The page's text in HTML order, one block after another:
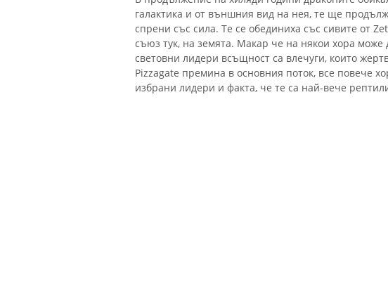
галактика и от външния вид на нея, те ще
спрени със сила. Те се обединиха със сивите от
съюз тук, на земята. Макар че на някои хора може
световни лидери всъщност са влечуги, които
Pizzagate премина в основния поток, все повече
избрани лидери и факта, че те са най-вече